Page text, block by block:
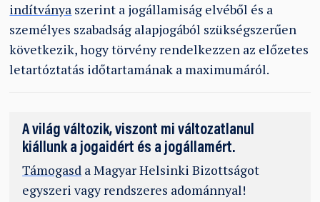
indítványa szerint a jogállamiság elvéből és a
személyes szabadság alapjogából szükségszerűen
következik, hogy törvény rendelkezzen az előzetes
letartóztatás időtartamának a maximumáról.
A világ változik, viszont mi változatlanul
kiállunk a jogaidért és a jogállamért.
Támogasd a Magyar Helsinki Bizottságot
egyszeri vagy rendszeres adománnyal!